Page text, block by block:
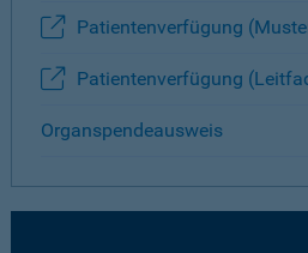
Patientenverfügung
Patientenverfügung
Organspendeausweis